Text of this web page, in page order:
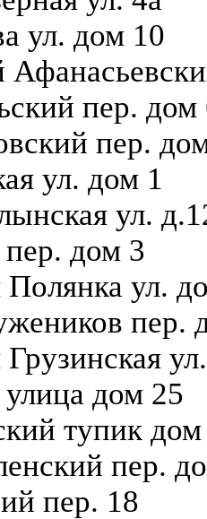
ул. дом 10
пер. дом
пер.
ул. дом 1
ул.
дом 3
ул.
пер.
дом 25
тупик
пер.
пер. 18